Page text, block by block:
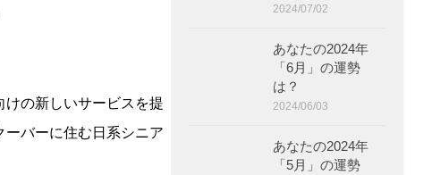
けの新しいサービスを提
バーに住む日系シニア
2024/07/02
あなたの2024年
「6月」の運勢
は？
2024/06/03
あなたの2024年
「5月」の運勢